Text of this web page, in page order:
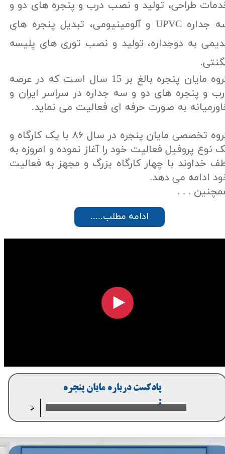
طراحی، تولید و نصب درب و پنجره های دو و
سه جداره UPVC و آلومينيومی، تبدیل پنجره های
به دوجداره، تولید و نصب توری های پلیسه
.
گروه مایان پنجره بالغ بر 15 سال است که در عرصه
و پنجره های دو و سه جداره در سراسر ایران و
به صورت حرفه ای فعالیت می نماید.
گروه تخصصی مایان پنجره در سال ۸۶ با یک کارگاه و
نوع پروفیل فعالیت خود را آغاز نموده و امروزه به
خداوند با چهار کارگاه بزرگ و مجهز به فعالیت
ادامه می دهد.
. . .
.....ادامه مطلب
​پادكست درباره مايان پنجره
: